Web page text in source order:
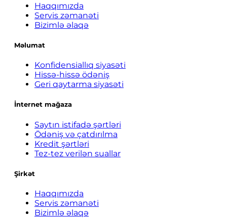
Haqqımızda
Servis zəmanəti
Bizimlə əlaqə
Məlumat
Konfidensiallıq siyasəti
Hissə-hissə ödəniş
Geri qaytarma siyasəti
İnternet mağaza
Saytın istifadə şərtləri
Ödəniş və çatdırılma
Kredit şərtləri
Tez-tez verilən suallar
Şirkət
Haqqımızda
Servis zəmanəti
Bizimlə əlaqə